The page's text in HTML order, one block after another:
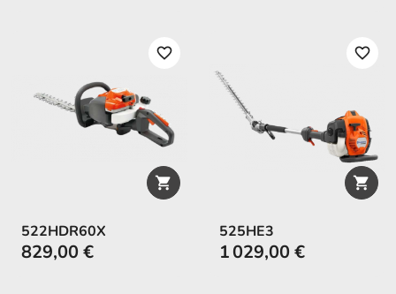

favorite_border
522HDR60X
829,00 €

favorite_border
525HE3
1 029,00 €